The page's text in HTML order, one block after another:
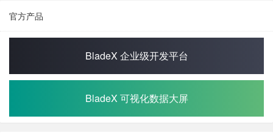
官方产品
BladeX 企业级开发平台
BladeX 可视化数据大屏